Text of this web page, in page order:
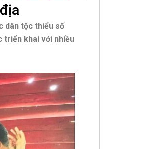
dân tộc thiểu số
triển khai với nhiều